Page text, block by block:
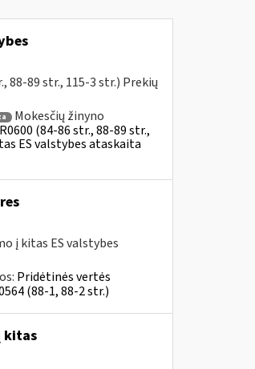
88-89 str., 115-3 str.) Prekių
Mokesčių žinyno
(84-86 str., 88-89 str.,
ES valstybes ataskaita
į kitas ES valstybes
Pridėtinės vertės
(88-1, 88-2 str.)
kitas